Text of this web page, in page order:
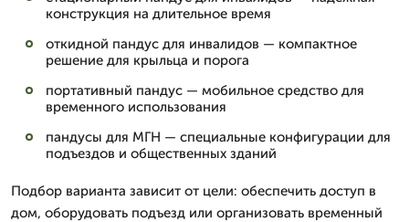
конструкция на длительное время
откидной пандус для инвалидов — компактное
решение для крыльца и порога
портативный пандус — мобильное средство для
временного использования
пандусы для МГН — специальные конфигурации для
подъездов и общественных зданий
Подбор варианта зависит от цели: обеспечить доступ в
дом, оборудовать подъезд или организовать временный